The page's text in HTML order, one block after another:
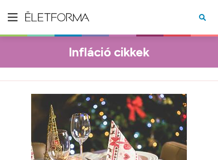
Infláció cikkek